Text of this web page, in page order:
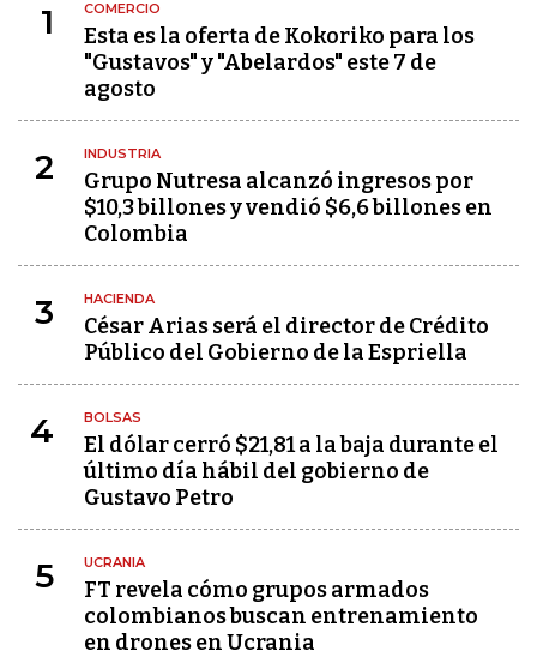
1 COMERCIO
Esta es la oferta de Kokoriko para los
"Gustavos" y "Abelardos" este 7 de
agosto
2 INDUSTRIA
Grupo Nutresa alcanzó ingresos por
$10,3 billones y vendió $6,6 billones en
Colombia
3 HACIENDA
César Arias será el director de Crédito
Público del Gobierno de la Espriella
4 BOLSAS
El dólar cerró $21,81 a la baja durante el
último día hábil del gobierno de
Gustavo Petro
5 UCRANIA
FT revela cómo grupos armados
colombianos buscan entrenamiento
en drones en Ucrania